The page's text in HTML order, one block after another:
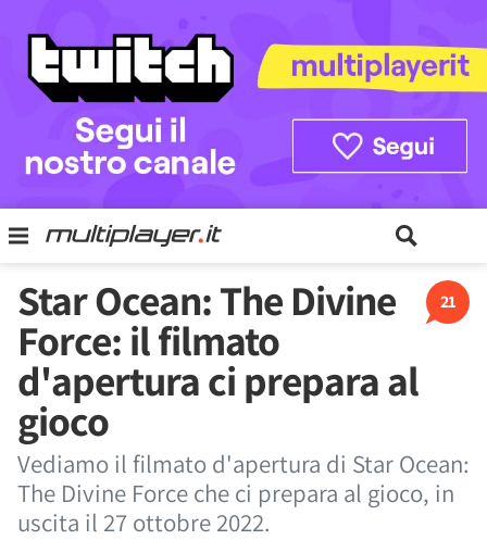
21
Star Ocean: The Divine
Force: il filmato
d'apertura ci prepara al
gioco
Vediamo il filmato d'apertura di Star Ocean:
The Divine Force che ci prepara al gioco, in
uscita il 27 ottobre 2022.